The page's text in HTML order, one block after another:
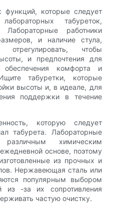
которые следует
табуреток,
Лабораторные работники
и наличие стула,
чтобы
и предпочтения для
комфорта и
табуретки, которые
высоты и, в идеале, для
поддержки в течение
которую следует
табурета. Лабораторные
различным химическим
основе, поэтому
из прочных и
Нержавеющая сталь или
популярным выбором
из -за их сопротивления
частую очистку.